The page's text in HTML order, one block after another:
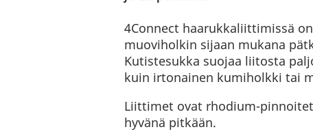
4Connect haarukkaliittimissä
muoviholkin sijaan mukana
Kutistesukka suojaa liitosta
kuin irtonainen kumiholkki tai
Liittimet ovat rhodium-
hyvänä pitkään.